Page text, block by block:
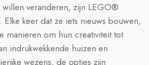
veranderen, zijn LEGO®
keer dat ze iets nieuws bouwen,
manieren om hun creativiteit tot
indrukwekkende huizen en
wezens, de opties zijn